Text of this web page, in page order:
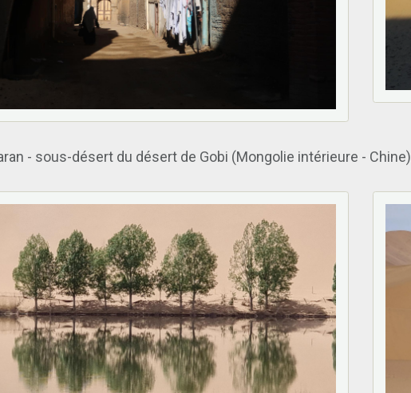
- sous-désert du désert de Gobi (Mongolie intérieure - Chine)